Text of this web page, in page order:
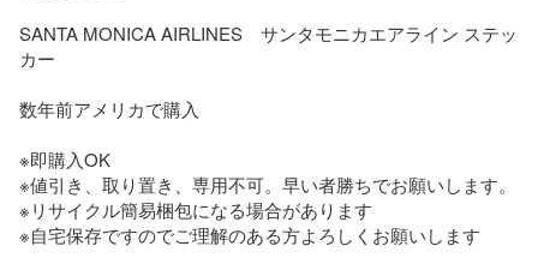
SANTA MONICA AIRLINES　サンタモニカエアライン ステッ
カー
数年前アメリカで購入
※即購入OK
※値引き、取り置き、専用不可。早い者勝ちでお願いします。
※リサイクル簡易梱包になる場合があります
※自宅保存ですのでご理解のある方よろしくお願いします